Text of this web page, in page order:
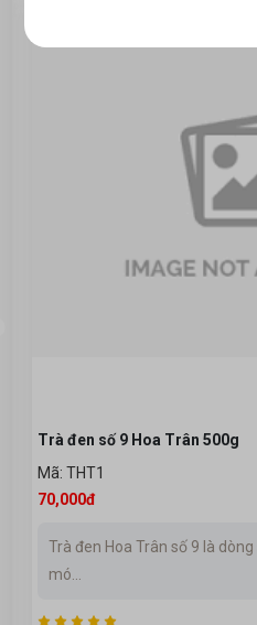
Trà đen số 9 Hoa Trân 500g
Mã: THT1
70,000đ
Trà đen Hoa Trân số 9 là
mó...